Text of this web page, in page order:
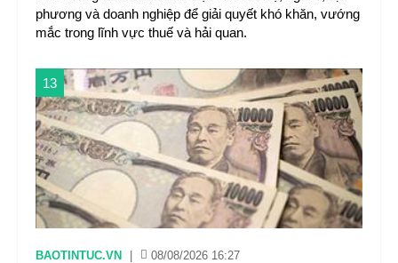
phương và doanh nghiệp để giải quyết khó khăn, vướng
mắc trong lĩnh vực thuế và hải quan.
13
BAOTINTUC.VN 08/08/2026 16:27